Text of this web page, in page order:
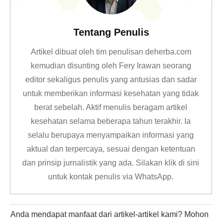
Tentang Penulis
Artikel dibuat oleh tim penulisan deherba.com
kemudian disunting oleh Fery Irawan seorang
editor sekaligus penulis yang antusias dan sadar
untuk memberikan informasi kesehatan yang tidak
berat sebelah. Aktif menulis beragam artikel
kesehatan selama beberapa tahun terakhir. Ia
selalu berupaya menyampaikan informasi yang
aktual dan terpercaya, sesuai dengan ketentuan
dan prinsip jurnalistik yang ada. Silakan klikdi sini
untuk kontak penulis via WhatsApp.
Anda mendapat manfaat dari artikel-artikel kami? Mohon